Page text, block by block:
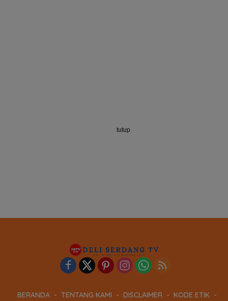
BERANDA TENTANG KAMI DISCLAIMER KODE ETIK
tutup